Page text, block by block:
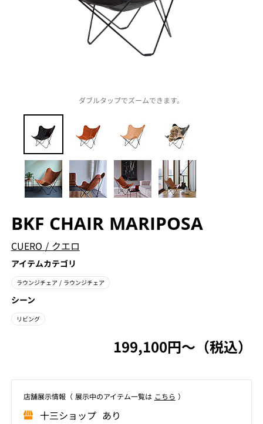
ダブルタップでズームできます。
BKF CHAIR MARIPOSA
CUERO / クエロ
アイテムカテゴリ
ラウンジチェア / ラウンジチェア
シーン
リビング
199,100円〜（税込）
店舗展⽰情報（ 展⽰中のアイテム⼀覧は こちら ）
⼗三ショップ あり